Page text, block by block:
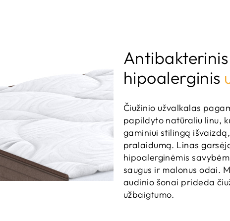
hipoalerginis
Čiužinio užvalkalas
papildyto natūraliu linu,
gaminiui stilingą
pralaidumą. Linas
hipoalerginėmis
saugus ir malonus odai.
audinio šonai prideda
užbaigtumo.